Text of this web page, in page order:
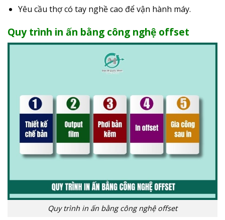
Yêu cầu thợ có tay nghề cao để vận hành máy.
Quy trình in ấn bằng công nghệ offset
Quy trình in ấn bằng công nghệ offset